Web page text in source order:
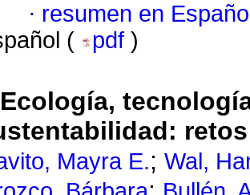
· resumen en
(
pdf )
Ecología,
Mayra E.; Wal,